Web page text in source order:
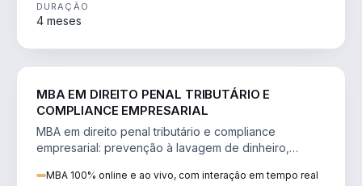
DURAÇÃO
4 meses
MBA EM DIREITO PENAL TRIBUTÁRIO E
COMPLIANCE EMPRESARIAL
MBA em direito penal tributário e compliance
empresarial: prevenção à lavagem de dinheiro,
MBA 100% online e ao vivo, com interação em tempo real